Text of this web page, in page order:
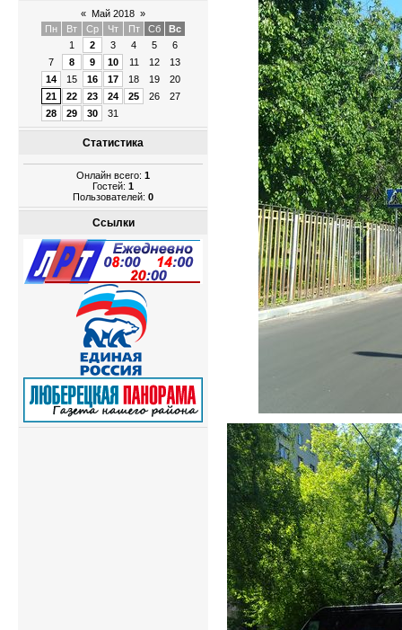
« Май 2018 »
Пн
Вт Ср Чт Пт Сб
Вс
1
2 3 4 5
6
7
8 9 10 11 12
13
14
15 16 17 18 19
20
21
22 23 24 25 26
27
28
29 30 31
Статистика
Онлайн всего: 1
Гостей: 1
Пользователей: 0
Ссылки